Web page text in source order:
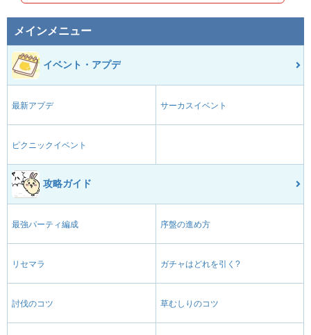
メインメニュー
イベント・アプデ
最新アプデ サーカスイベント
ピクニックイベント
攻略ガイド
最強パーティ編成 序盤の進め方
リセマラ ガチャはどれを引く?
討伐のコツ 草むしりのコツ